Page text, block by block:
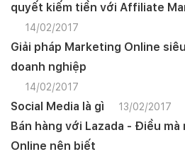
quyết kiếm tiền với Affiliate
14/02/2017
Giải pháp Marketing Online
doanh nghiệp
14/02/2017
Social Media là gì 13/02/2017
Bán hàng với Lazada - Điều
Online nên biết